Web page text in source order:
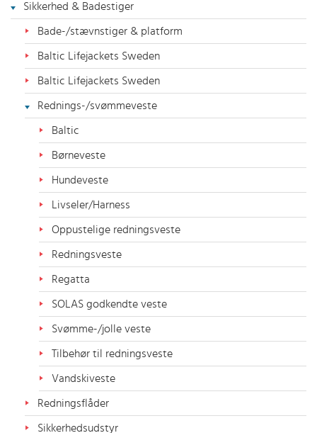
Sikkerhed & Badestiger
Bade-/stævnstiger & platform
Baltic Lifejackets Sweden
Baltic Lifejackets Sweden
Rednings-/svømmeveste
Baltic
Børneveste
Hundeveste
Livseler/Harness
Oppustelige redningsveste
Redningsveste
Regatta
SOLAS godkendte veste
Svømme-/jolle veste
Tilbehør til redningsveste
Vandskiveste
Redningsflåder
Sikkerhedsudstyr